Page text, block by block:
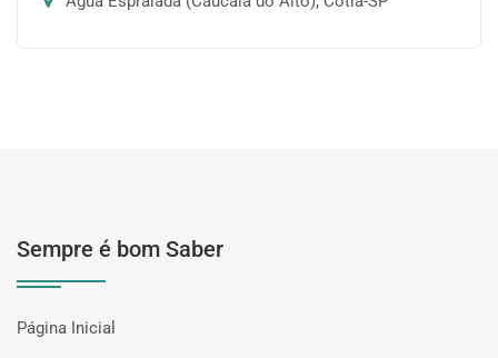
Sempre é bom Saber
Página Inicial